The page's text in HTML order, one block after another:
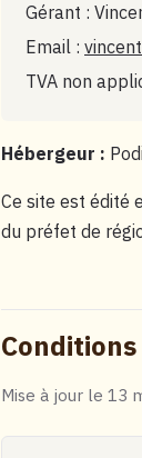
Gérant :
Email :
TVA non
Hébergeur :
Ce site est édité
du préfet de
Mise à jour le 13